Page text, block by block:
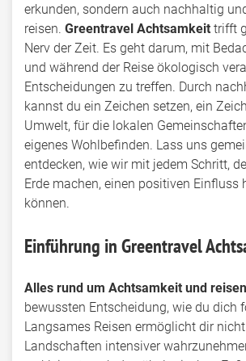
erkunden, sondern auch nachhaltig
reisen. Greentravel Achtsamkeit trifft
Nerv der Zeit. Es geht darum, mit
und während der Reise ökologisch
Entscheidungen zu treffen. Durch
kannst du ein Zeichen setzen, ein
Umwelt, für die lokalen
eigenes Wohlbefinden. Lass uns
entdecken, wie wir mit jedem Schritt,
Erde machen, einen positiven Einfluss
können.
Einführung in Greentravel
Alles rund um Achtsamkeit und reisen
bewussten Entscheidung, wie du dich
Langsames Reisen ermöglicht dir nicht
Landschaften intensiver